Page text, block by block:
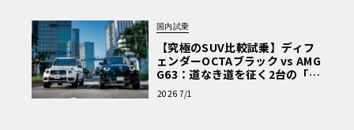
国内試乗
【究極のSUV比較試乗】ディフ
ェンダーOCTAブラック vs AMG
G63：道なき道を征く2台の「対
極的アプローチ」
2026 7/1